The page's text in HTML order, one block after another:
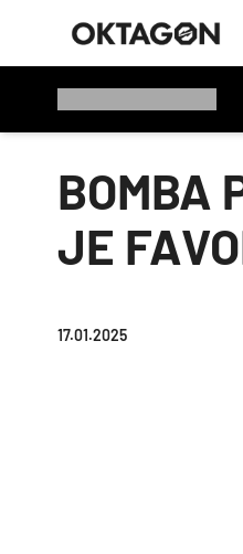
BOMBA
JE
17.01.2025